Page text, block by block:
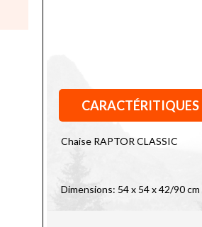
CARACTÉRITIQUES
Chaise RAPTOR CLASSIC
Dimensions: 54 x 54 x 42/90 cm